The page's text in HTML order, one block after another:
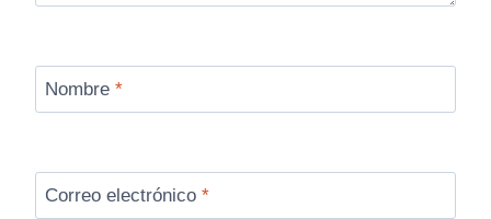
Nombre *
Correo electrónico *